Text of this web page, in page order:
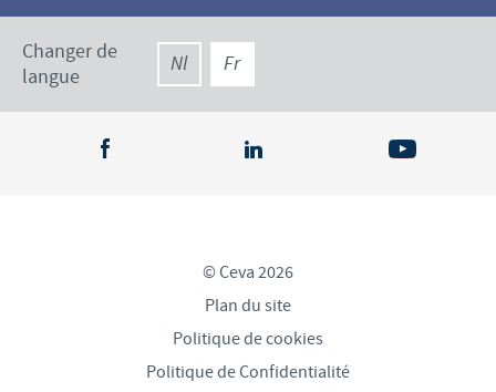
Changer de
langue
Nl Fr
© Ceva 2026
Plan du site
Politique de cookies
Politique de Confidentialité